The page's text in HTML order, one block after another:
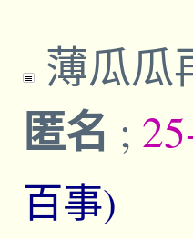
薄瓜瓜
匿名 ;
百事)